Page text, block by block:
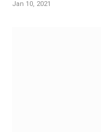
Jan 10, 2021